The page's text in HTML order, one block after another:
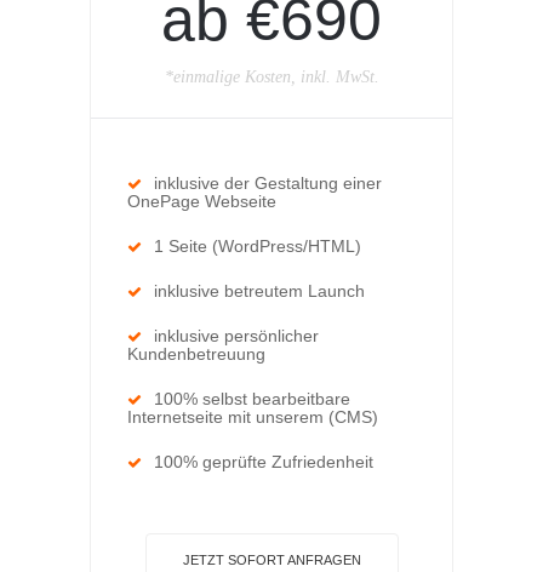
ab €690
*einmalige Kosten, inkl. MwSt.
inklusive der Gestaltung einer
OnePage Webseite
1 Seite (WordPress/HTML)
inklusive betreutem Launch
inklusive persönlicher
Kundenbetreuung
100% selbst bearbeitbare
Internetseite mit unserem (CMS)
100% geprüfte Zufriedenheit
JETZT SOFORT ANFRAGEN